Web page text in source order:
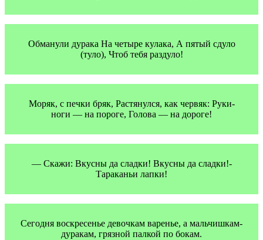
Обманули дурака На четыре кулака, А пятый сдуло
(туло), Чтоб тебя раздуло!
Моряк, с печки бряк, Растянулся, как червяк: Руки-
ноги — на пороге, Голова — на дороге!
— Скажи: Вкусны да сладки! Вкусны да сладки!-
Тараканьи лапки!
Сегодня воскресенье девочкам варенье, а мальчишкам-
дуракам, грязной палкой по бокам.